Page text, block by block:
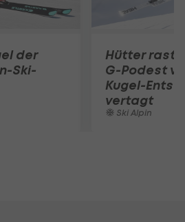
der
Ski-
Hütter rast
G-Podest
Kugel-
vertagt
Ski Alpin